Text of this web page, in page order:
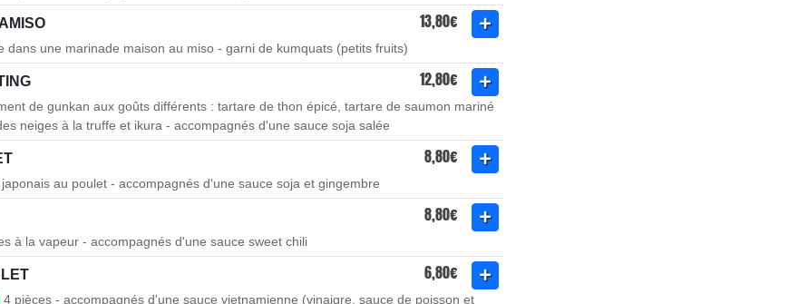
13,80€
dans une marinade maison au miso - garni de kumquats (petits fruits)
12,80€
de gunkan aux goûts différents : tartare de thon épicé, tartare de saumon mariné
neiges à la truffe et ikura - accompagnés d'une sauce soja salée
8,80€
au poulet - accompagnés d'une sauce soja et gingembre
8,80€
à la vapeur - accompagnés d'une sauce sweet chili
6,80€
4 pièces - accompagnés d'une sauce vietnamienne (vinaigre, sauce de poisson et